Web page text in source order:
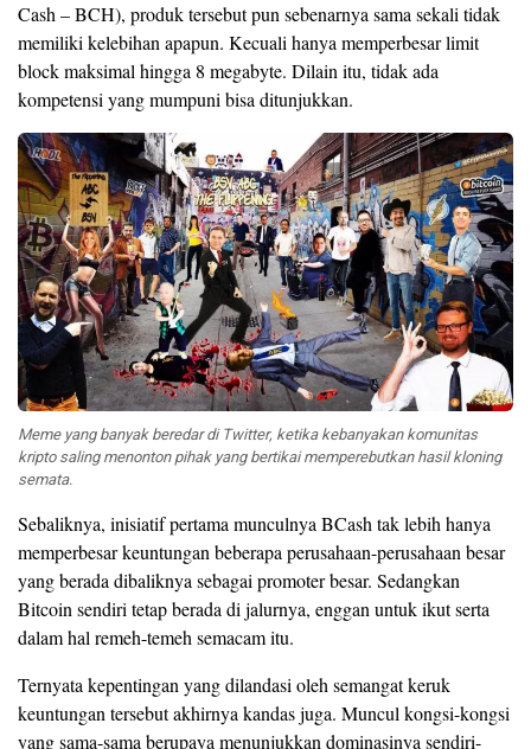
Cash – BCH), produk tersebut pun sebenarnya sama sekali tidak
memiliki kelebihan apapun. Kecuali hanya memperbesar limit
block maksimal hingga 8 megabyte. Dilain itu, tidak ada
kompetensi yang mumpuni bisa ditunjukkan.
Meme yang banyak beredar di Twitter, ketika kebanyakan komunitas
kripto saling menonton pihak yang bertikai memperebutkan hasil kloning
semata.
Sebaliknya, inisiatif pertama munculnya BCash tak lebih hanya
memperbesar keuntungan beberapa perusahaan-perusahaan besar
yang berada dibaliknya sebagai promoter besar. Sedangkan
Bitcoin sendiri tetap berada di jalurnya, enggan untuk ikut serta
dalam hal remeh-temeh semacam itu.
Ternyata kepentingan yang dilandasi oleh semangat keruk
keuntungan tersebut akhirnya kandas juga. Muncul kongsi-kongsi
yang sama-sama berupaya menunjukkan dominasinya sendiri-